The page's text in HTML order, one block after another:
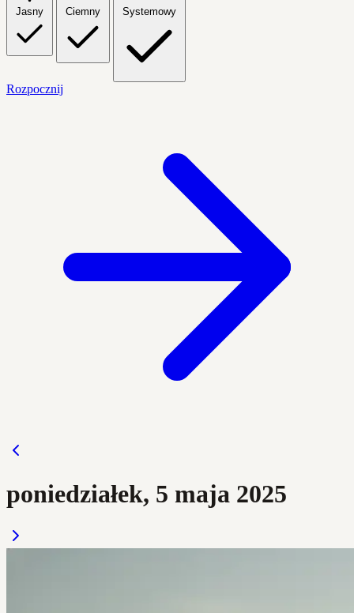
Jasny Ciemny Systemowy
Rozpocznij
poniedziałek, 5 maja 2025